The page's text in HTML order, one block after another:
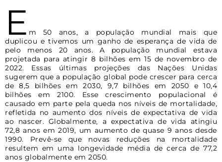
E m 50 anos, a população mundial mais que
duplicou e tivemos um ganho de esperança de vida de
pelo menos 20 anos. A população mundial estava
projetada para atingir 8 bilhões em 15 de novembro de
2022. Essas últimas projeções das Nações Unidas
sugerem que a população global pode crescer para cerca
de 8,5 bilhões em 2030, 9,7 bilhões em 2050 e 10,4
bilhões em 2100. Esse crescimento populacional é
causado em parte pela queda nos níveis de mortalidade,
refletida no aumento dos níveis de expectativa de vida
ao nascer. Globalmente, a expectativa de vida atingiu
72,8 anos em 2019, um aumento de quase 9 anos desde
1990. Prevê-se que novas reduções na mortalidade
resultem em uma longevidade média de cerca de 77,2
anos globalmente em 2050.